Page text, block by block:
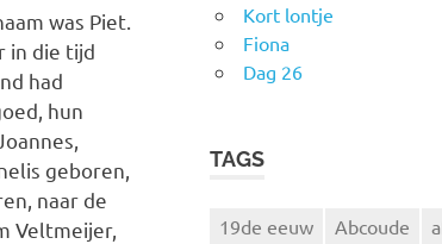
was Piet.
in die tijd
had
hun
geboren,
naar de
Veltmeijer,
Kort lontje
Fiona
Dag 26
TAGS
19de eeuw Abcoude